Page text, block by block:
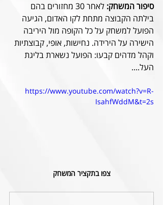
סיפור המשחק:
לאחר 30 מחזורים בהם
בילתה הקבוצה מתחת לקו האדום, הגיעה
הפועל למשחק על כל הקופה מול היריבה
הישירה על הירידה. נחישות, אופי, קבוצתיות
וקהל מדהים קבעו: הפועל נשארת בליגת
העל....
https://www.youtube.com/watch?v=R-
IsahfWddM&t=2s
צפו בתקציר המשחק